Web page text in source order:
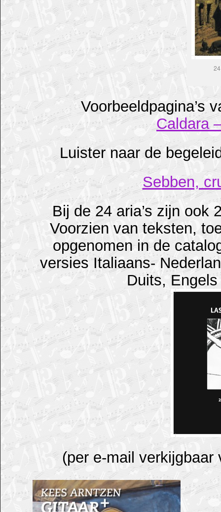
Voorbeeldpagina’s
Caldara
Luister naar de
Sebben,
Bij de 24 aria’s zijn ook
Voorzien van teksten,
opgenomen in de
versies Italiaans-
Duits,
(per e-mail